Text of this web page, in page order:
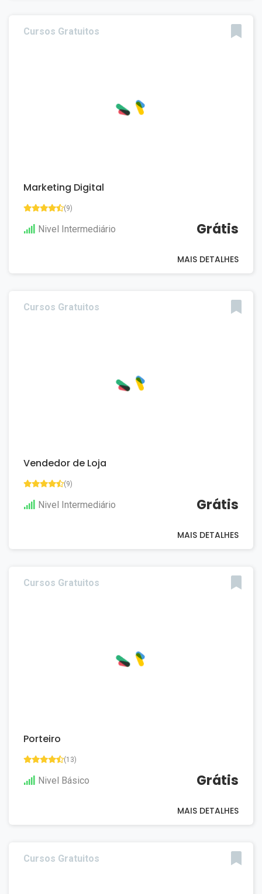
Cursos Gratuitos
Marketing Digital
(9)
Nivel Intermediário Grátis
MAIS DETALHES
Cursos Gratuitos
Vendedor de Loja
(9)
Nivel Intermediário Grátis
MAIS DETALHES
Cursos Gratuitos
Porteiro
(13)
Nivel Básico Grátis
MAIS DETALHES
Cursos Gratuitos